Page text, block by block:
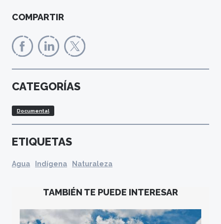
COMPARTIR
CATEGORÍAS
Documental
ETIQUETAS
Agua Indígena Naturaleza
TAMBIÉN TE PUEDE INTERESAR